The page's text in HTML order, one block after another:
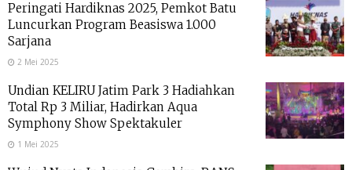
Peringati Hardiknas 2025, Pemkot Batu
Luncurkan Program Beasiswa 1.000
Sarjana
2 Mei 2025
Undian KELIRU Jatim Park 3 Hadiahkan
Total Rp 3 Miliar, Hadirkan Aqua
Symphony Show Spektakuler
1 Mei 2025